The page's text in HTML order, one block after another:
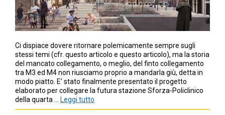
Ci dispiace dovere ritornare polemicamente sempre sugli
stessi temi (cfr. questo articolo e questo articolo), ma la storia
del mancato collegamento, o meglio, del finto collegamento
tra M3 ed M4 non riusciamo proprio a mandarla giù, detta in
modo piatto. E’ stato finalmente presentato il progetto
elaborato per collegare la futura stazione Sforza-Policlinico
della quarta …
Leggi tutto